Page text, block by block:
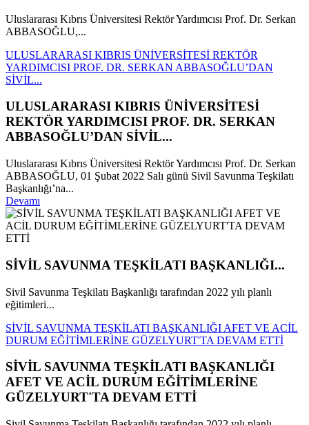
Uluslararası Kıbrıs Üniversitesi Rektör Yardımcısı Prof. Dr. Serkan
ABBASOĞLU,...
ULUSLARARASI KIBRIS ÜNİVERSİTESİ REKTÖR
YARDIMCISI PROF. DR. SERKAN ABBASOĞLU’DAN
SİVİL...
ULUSLARARASI KIBRIS ÜNİVERSİTESİ
REKTÖR YARDIMCISI PROF. DR. SERKAN
ABBASOĞLU’DAN SİVİL...
Uluslararası Kıbrıs Üniversitesi Rektör Yardımcısı Prof. Dr. Serkan
ABBASOĞLU, 01 Şubat 2022 Salı günü Sivil Savunma Teşkilatı
Başkanlığı’na...
Devamı
SİVİL SAVUNMA TEŞKİLATI BAŞKANLIĞI...
Sivil Savunma Teşkilatı Başkanlığı tarafından 2022 yılı planlı
eğitimleri...
SİVİL SAVUNMA TEŞKİLATI BAŞKANLIĞI AFET VE ACİL
DURUM EĞİTİMLERİNE GÜZELYURT'TA DEVAM ETTİ
SİVİL SAVUNMA TEŞKİLATI BAŞKANLIĞI
AFET VE ACİL DURUM EĞİTİMLERİNE
GÜZELYURT'TA DEVAM ETTİ